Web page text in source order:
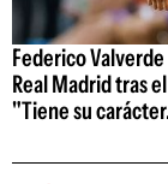
Federico
Real Madrid tras
"Tiene su